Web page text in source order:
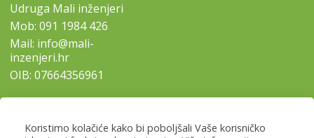
Koristimo kolačiće kako bi poboljšali Vaše korisničko
Udruga Mali inženjeri
Mob:091 1984 426
Mail: info@mali-
inzenjeri.hr
OIB: 07664356961
Naslovna